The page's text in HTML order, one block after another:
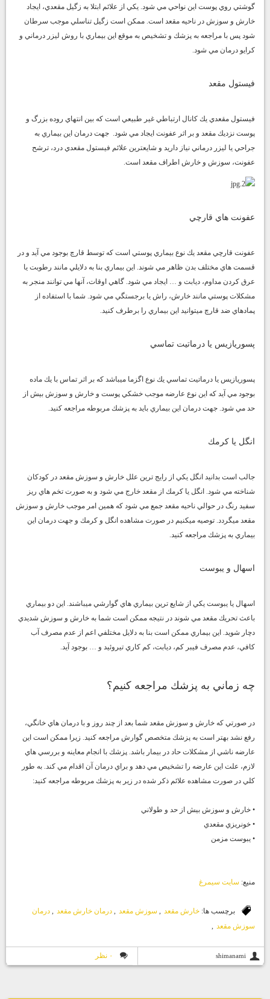
گوشتي روي پوست اين نواحي مي شود. يكي از علائم ابتلا به زگيل مقعدي، ايجاد
خارش و سوزش در ناحيه مقعد است. ممكن است زگيل تناسلي موجب سرطان
شود پس با مراجعه به پزشك و تشخيص به موقع اين بيماري با روش ليزر درماني و
كرايو درمان مي شود.
فيستول مقعد
فيستول مقعدي يك كانال ارتباطي غير طبيعي است كه بين انتهاي روده بزرگ و
پوست نزديك مقعد و بر اثر عفونت ايجاد مي شود. جهت درمان اين بيماري به
جراحي يا ليزر درماني نياز داريد و شايعترين علائم فيستول مقعدي درد، ترشح
عفونت، سوزش و خارش اطراف مقعد است.
عفونت هاي قارچي
عفونت قارچي مقعد يك نوع بيماري پوستي است كه توسط قارچ بوجود مي آيد و در
قسمت هاي مختلف بدن ظاهر مي شوند. اين بيماري بنا به دلايلي مانند رطوبت يا
عرق كردن مداوم، ديابت و … ايجاد مي شود. گاهي اوقات، آنها مي توانند منجر به
مشكلات پوستي مانند خارش، راش يا برجستگي مي شود. شما با استفاده از
پمادهاي ضد قارچ ميتوانيد اين بيماري را برطرف كنيد.
پسوريازيس يا درماتيت تماسي
پسوريازيس يا درماتيت تماسي يك نوع اگزما ميباشد كه بر اثر تماس با يك ماده
بوجود مي آيد كه اين نوع عارضه موجب خشكي پوست و خارش و سوزش بيش از
حد مي شود. جهت درمان اين بيماري بايد به پزشك مربوطه مراجعه كنيد.
انگل يا كرمك
جالب است بدانيد انگل يكي از رايج ترين علل خارش و سوزش مقعد در كودكان
شناخته مي شود. انگل يا كرمك از مقعد خارج مي شود و به صورت تخم هاي ريز
سفيد رنگ در حوالي ناحيه مقعد جمع مي شود كه همين امر موجب خارش و سوزش
مقعد ميگردد. توصيه ميكنيم در صورت مشاهده انگل و كرمك و جهت درمان اين
بيماري به پزشك مراجعه كنيد.
اسهال و يبوست
اسهال يا يبوست يكي از شايع ترين بيماري هاي گوارشي ميباشند. اين دو بيماري
باعث تحريك مقعد مي شوند در نتيجه ممكن است شما به خارش و سوزش شديدي
دچار شويد. اين بيماري ممكن است بنا به دلايل مختلفي اعم از عدم مصرف آب
كافي، عدم مصرف فيبر كم، ديابت، كم كاري تيروئيد و … بوجود آيد.
چه زماني به پزشك مراجعه كنيم؟
در صورتي كه خارش و سوزش مقعد شما بعد از چند روز و با درمان هاي خانگي،
رفع نشد بهتر است به پزشك متخصص گوارش مراجعه كنيد. زيرا ممكن است اين
عارضه ناشي از مشكلات حاد در بيمار باشد. پزشك با انجام معاينه و بررسي هاي
لازم، علت اين عارضه را تشخيص مي دهد و براي درمان آن اقدام مي كند. به طور
كلي در صورت مشاهده علائم ذكر شده در زير به پزشك مربوطه مراجعه كنيد:
• خارش و سوزش بيش از حد و طولاني
• خونريزي مقعدي
• يبوست مزمن
منيع: سايت سيمرغ
برچسب ها: خارش مقعد سوزش مقعد درمان خارش مقعد
درمان
سوزش مقعد ,
shimanami ۰ نظر